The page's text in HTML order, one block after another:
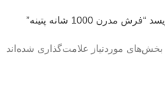
1000 شانه پتینه”
بخش‌های موردنیاز علامت‌گذاری شده‌اند